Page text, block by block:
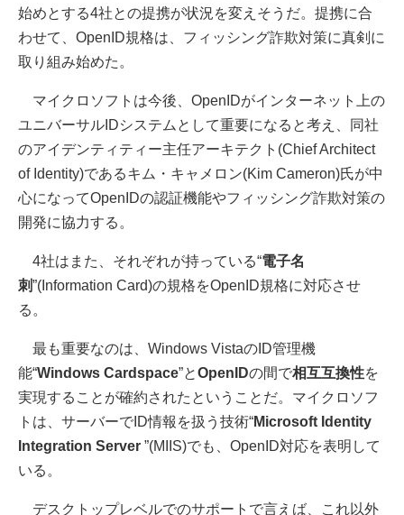
始めとする4社との提携が状況を変えそうだ。提携に合
わせて、OpenID規格は、フィッシング詐欺対策に真剣に
取り組み始めた。
マイクロソフトは今後、OpenIDがインターネット上の
ユニバーサルIDシステムとして重要になると考え、同社
のアイデンティティー主任アーキテクト(Chief Architect
of Identity)であるキム・キャメロン(Kim Cameron)氏が中
心になってOpenIDの認証機能やフィッシング詐欺対策の
開発に協力する。
4社はまた、それぞれが持っている“電子名
刺”(Information Card)の規格をOpenID規格に対応させ
る。
最も重要なのは、Windows VistaのID管理機
能“Windows Cardspace”とOpenIDの間で相互互換性を
実現することが確約されたということだ。マイクロソフ
トは、サーバーでID情報を扱う技術“Microsoft Identity
Integration Server ”(MIIS)でも、OpenID対応を表明して
いる。
デスクトップレベルでのサポートで言えば、これ以外